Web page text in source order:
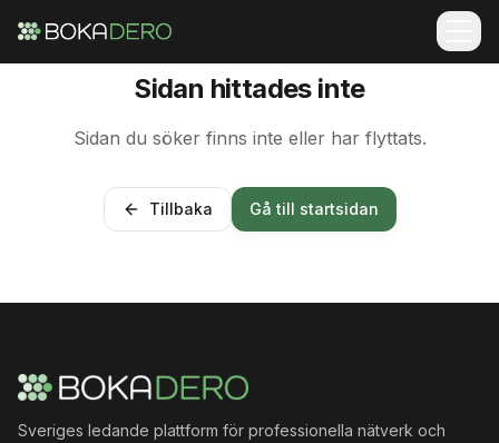
Sidan hittades inte
Sidan du söker finns inte eller har flyttats.
Tillbaka Gå till startsidan
Sveriges ledande plattform för professionella nätverk och